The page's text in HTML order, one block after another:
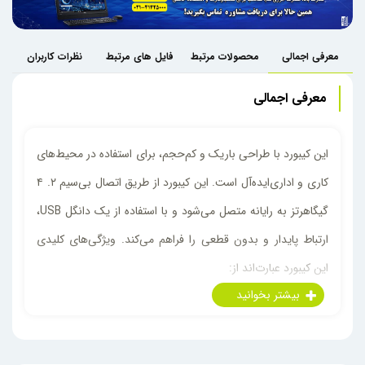
معرفی اجمالی محصولات مرتبط فایل های مرتبط نظرات کاربران
معرفی اجمالی
این کیبورد با طراحی باریک و کم‌حجم، برای استفاده در محیط‌های
کاری و اداری‌ایده‌آل است. این کیبورد از طریق اتصال بی‌سیم ۲. ۴
گیگاهرتز به رایانه متصل می‌شود و با استفاده از یک دانگل USB،
ارتباط پایدار و بدون قطعی را فراهم می‌کند. ویژگی‌های کلیدی
این کیبورد عبارت‌اند از:
طراحی ارگونومیک: با طراحی باریک و کلید‌های کم‌عمق،